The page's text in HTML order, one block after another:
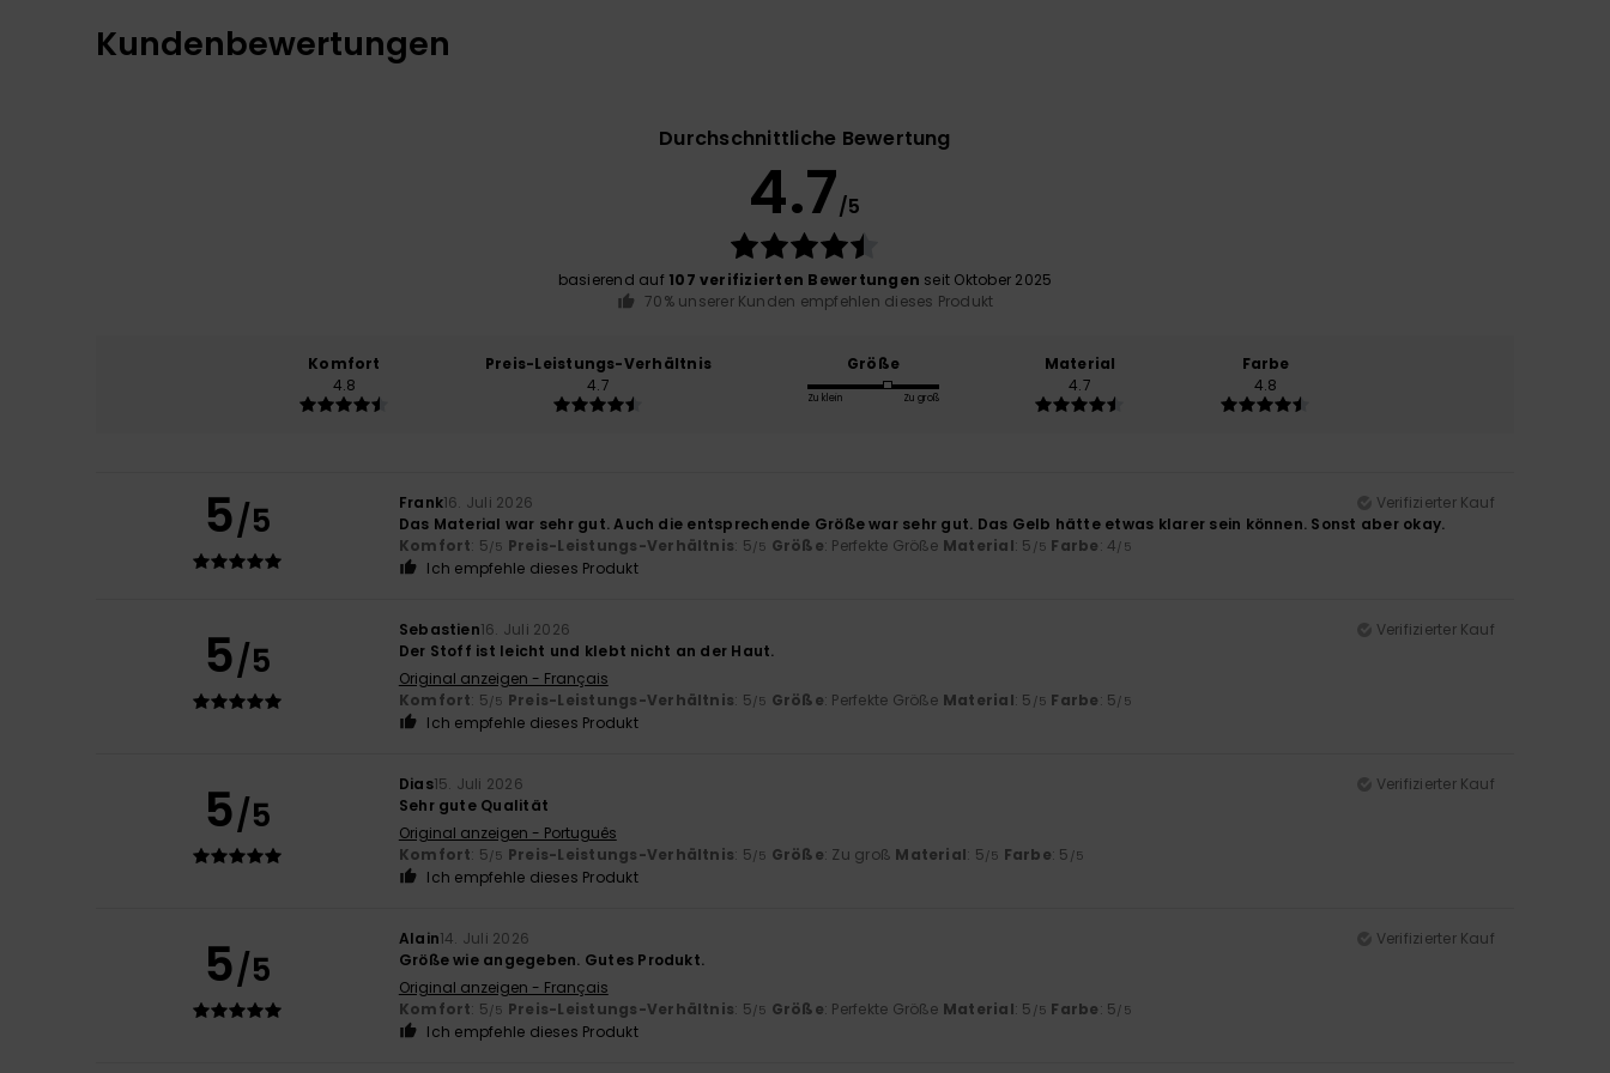
Kundenbewertungen
Durchschnittliche Bewertung
4.7/5
basierend auf 107 verifizierten Bewertungen seit Oktober 2025
70% unserer Kunden empfehlen dieses Produkt
Komfort
4.8
Preis-Leistungs-Verhältnis
4.7
Größe
Zu klein Zu groß
Material
4.7
Farbe
4.8
5/5 Frank16. Juli 2026
Verifizierter Kauf
Das Material war sehr gut. Auch die entsprechende Größe war sehr gut. Das Gelb hätte etwas klarer sein können. Sonst aber okay.
Komfort: 5/5 Preis-Leistungs-Verhältnis: 5/5 Größe: Perfekte Größe Material: 5 /5 Farbe: 4/5
Ich empfehle dieses Produkt
5/5
Sebastien16. Juli 2026
Verifizierter Kauf
Der Stoff ist leicht und klebt nicht an der Haut.
Original anzeigen - Français
Komfort: 5/5 Preis-Leistungs-Verhältnis: 5/5 Größe: Perfekte Größe Material: 5 /5 Farbe: 5/5
Ich empfehle dieses Produkt
5/5
Dias15. Juli 2026
Verifizierter Kauf
Sehr gute Qualität
Original anzeigen - Português
Komfort: 5/5 Preis-Leistungs-Verhältnis: 5/5 Größe: Zu groß Material: 5/5 Farbe: 5 /5
Ich empfehle dieses Produkt
5/5
Alain14. Juli 2026
Verifizierter Kauf
Größe wie angegeben. Gutes Produkt.
Original anzeigen - Français
Komfort: 5/5 Preis-Leistungs-Verhältnis: 5/5 Größe: Perfekte Größe Material: 5 /5 Farbe: 5/5
Ich empfehle dieses Produkt